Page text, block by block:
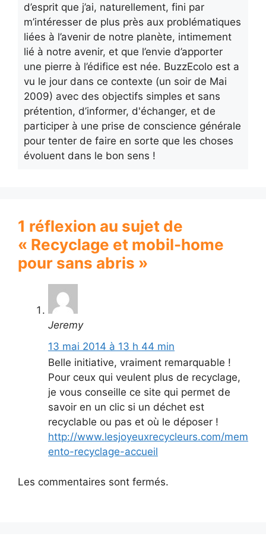
d’esprit que j’ai, naturellement, fini par
m’intéresser de plus près aux problématiques
liées à l’avenir de notre planète, intimement
lié à notre avenir, et que l’envie d’apporter
une pierre à l’édifice est née. BuzzEcolo est a
vu le jour dans ce contexte (un soir de Mai
2009) avec des objectifs simples et sans
prétention, d’informer, d'échanger, et de
participer à une prise de conscience générale
pour tenter de faire en sorte que les choses
évoluent dans le bon sens !
1 réflexion au sujet de
« Recyclage et mobil-home
pour sans abris »
Jeremy
13 mai 2014 à 13 h 44 min
Belle initiative, vraiment remarquable !
Pour ceux qui veulent plus de recyclage,
je vous conseille ce site qui permet de
savoir en un clic si un déchet est
recyclable ou pas et où le déposer !
http://www.lesjoyeuxrecycleurs.com/mem
ento-recyclage-accueil
Les commentaires sont fermés.